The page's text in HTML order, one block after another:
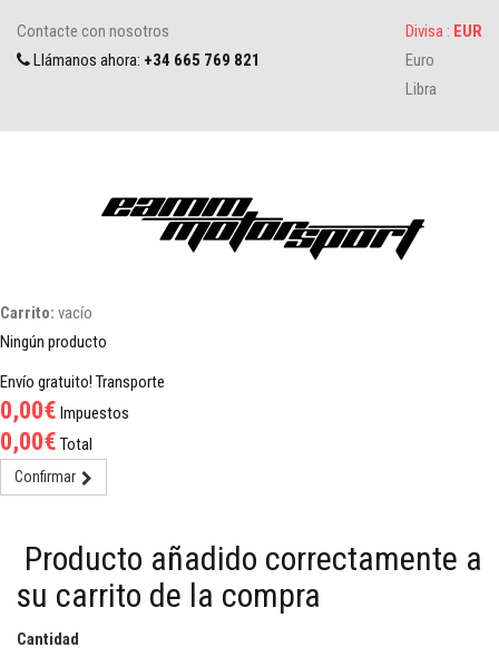
Divisa : EUR
Euro
Libra
Contacte con nosotros
Llámanos ahora: +34 665 769 821
Carrito: vacío
Ningún producto
Envío gratuito! Transporte
0,00€ Impuestos
0,00€ Total
Confirmar
Producto añadido correctamente a
su carrito de la compra
Cantidad